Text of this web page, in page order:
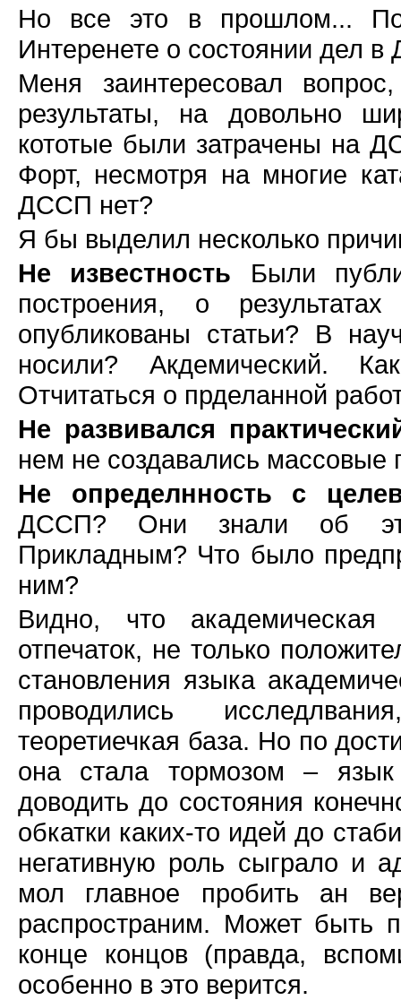
Но все это в прошлом...
Интеренете о состоянии дел
Меня заинтересовал
результаты, на довольно
кототые были затрачены на
Форт, несмотря на многие
ДССП нет?
Я бы выделил несколько
Не известность Были
построения, о
опубликованы статьи? В
носили? Акдемический.
Отчитаться о прделанной
Не развивался
нем не создавались массовые
Не определнность с
ДССП? Они знали об
Прикладным? Что было
ним?
Видно, что академическая
отпечаток, не только
становления языка
проводились
теоретиечкая база. Но по
она стала тормозом – язык
доводить до состояния
обкатки каких-то идей до
негативную роль сыграло и
мол главное пробить ан
распространим. Может
конце концов (правда,
особенно в это верится.